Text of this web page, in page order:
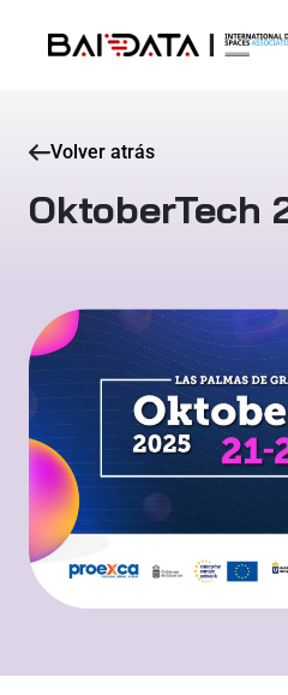
Volver atrás
OktoberTech